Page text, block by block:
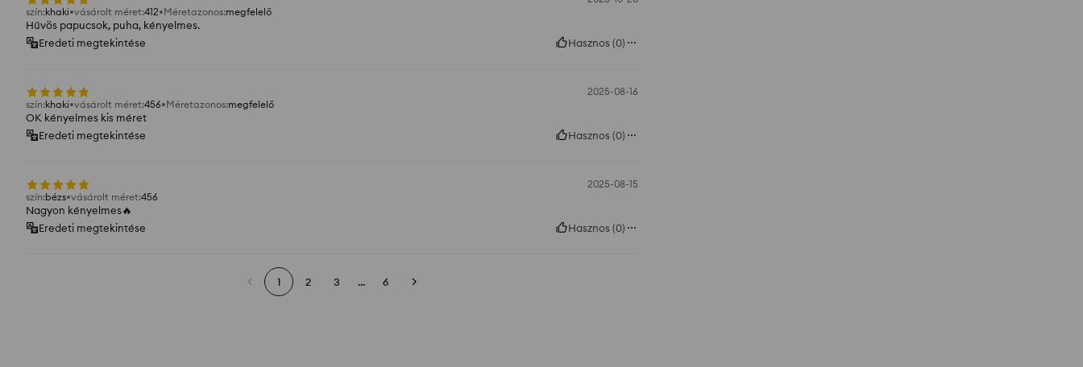
szín:khaki vásárolt méret:412 Méretazonos:megfelelő
Hűvös papucsok, puha, kényelmes.
Eredeti megtekintése
Hasznos (0)
2025-08-16
szín:khaki vásárolt méret:456 Méretazonos:megfelelő
OK kényelmes kis méret
Eredeti megtekintése
Hasznos (0)
2025-08-15
szín:bézs vásárolt méret:456
Nagyon kényelmes🔥
Eredeti megtekintése
Hasznos (0)
1 2 3 ... 6